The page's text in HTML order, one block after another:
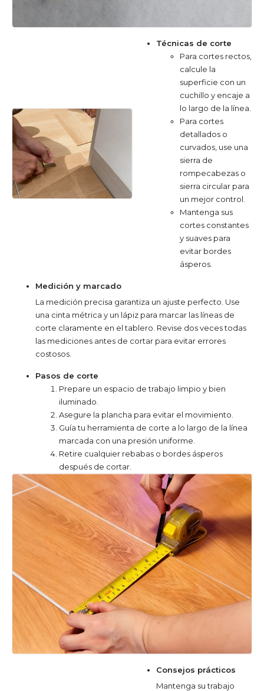
Técnicas de corte
Para cortes rectos,
calcule la
superficie con un
cuchillo y encaje a
lo largo de la línea.
Para cortes
detallados o
curvados, use una
sierra de
rompecabezas o
sierra circular para
un mejor control.
Mantenga sus
cortes constantes
y suaves para
evitar bordes
ásperos.
Medición y marcado
La medición precisa garantiza un ajuste perfecto. Use
una cinta métrica y un lápiz para marcar las líneas de
corte claramente en el tablero. Revise dos veces todas
las mediciones antes de cortar para evitar errores
costosos.
Pasos de corte
Prepare un espacio de trabajo limpio y bien
iluminado.
Asegure la plancha para evitar el movimiento.
Guía tu herramienta de corte a lo largo de la línea
marcada con una presión uniforme.
Retire cualquier rebabas o bordes ásperos
después de cortar.
Consejos prácticos
Mantenga su trabajo